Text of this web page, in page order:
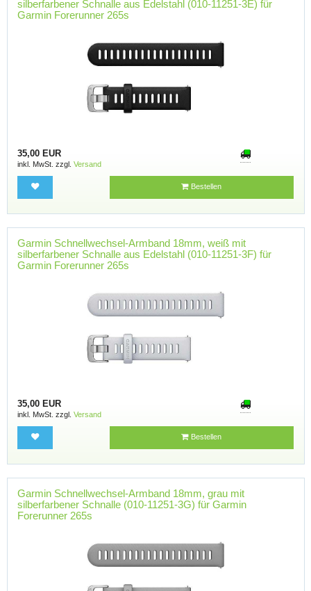
silberfarbener Schnalle aus Edelstahl (010-11251-3E) für
Garmin Forerunner 265s
35,00 EUR
inkl. MwSt. zzgl. Versand
Bestellen
Garmin Schnellwechsel-Armband 18mm, weiß mit
silberfarbener Schnalle aus Edelstahl (010-11251-3F) für
Garmin Forerunner 265s
35,00 EUR
inkl. MwSt. zzgl. Versand
Bestellen
Garmin Schnellwechsel-Armband 18mm, grau mit
silberfarbener Schnalle (010-11251-3G) für Garmin
Forerunner 265s